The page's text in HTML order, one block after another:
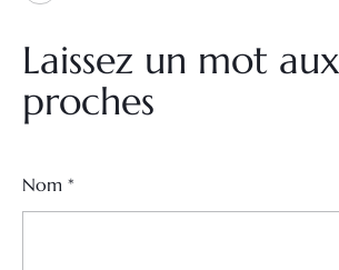
Laissez un mot aux
proches
Nom *